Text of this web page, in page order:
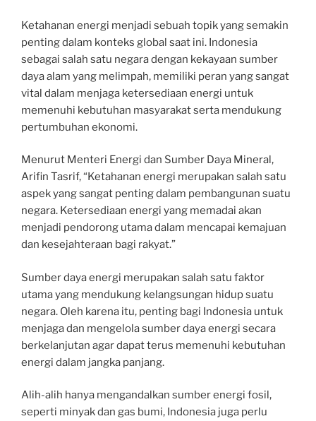
Ketahanan energi menjadi sebuah topik yang semakin
penting dalam konteks global saat ini. Indonesia
sebagai salah satu negara dengan kekayaan sumber
daya alam yang melimpah, memiliki peran yang sangat
vital dalam menjaga ketersediaan energi untuk
memenuhi kebutuhan masyarakat serta mendukung
pertumbuhan ekonomi.
Menurut Menteri Energi dan Sumber Daya Mineral,
Arifin Tasrif, “Ketahanan energi merupakan salah satu
aspek yang sangat penting dalam pembangunan suatu
negara. Ketersediaan energi yang memadai akan
menjadi pendorong utama dalam mencapai kemajuan
dan kesejahteraan bagi rakyat.”
Sumber daya energi merupakan salah satu faktor
utama yang mendukung kelangsungan hidup suatu
negara. Oleh karena itu, penting bagi Indonesia untuk
menjaga dan mengelola sumber daya energi secara
berkelanjutan agar dapat terus memenuhi kebutuhan
energi dalam jangka panjang.
Alih-alih hanya mengandalkan sumber energi fosil,
seperti minyak dan gas bumi, Indonesia juga perlu